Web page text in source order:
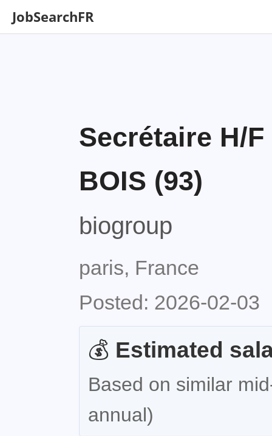
JobSearchFR
Secrétaire H/F
BOIS (93)
biogroup
paris, France
Posted: 2026-02-03
💰 Estimated
Based on similar
annual)